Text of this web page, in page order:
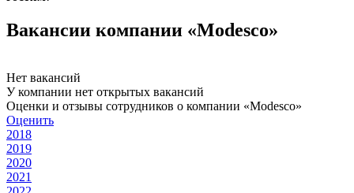
Вакансии компании «Modesco»
Нет вакансий
У компании нет открытых вакансий
Оценки и отзывы сотрудников о компании «Modesco»
Оценить
2018
2019
2020
2021